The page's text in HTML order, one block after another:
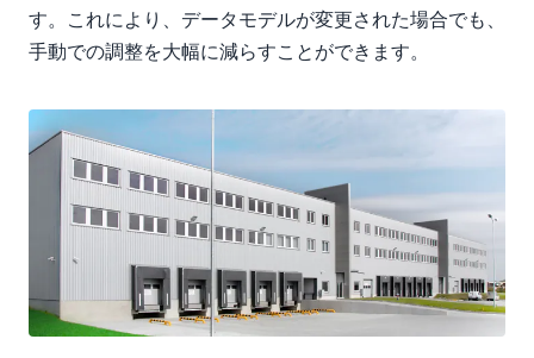
す。これにより、データモデルが変更された場合でも、
手動での調整を大幅に減らすことができます。